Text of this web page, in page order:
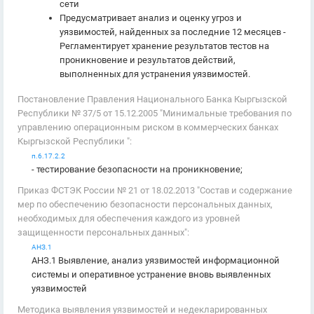
сети
Предусматривает анализ и оценку угроз и
уязвимостей, найденных за последние 12 месяцев -
Регламентирует хранение результатов тестов на
проникновение и результатов действий,
выполненных для устранения уязвимостей.
Постановление Правления Национального Банка Кыргызской
Республики № 37/5 от 15.12.2005 "Минимальные требования по
управлению операционным риском в коммерческих банках
Кыргызской Республики ":
п.6.17.2.2
- тестирование безопасности на проникновение;
Приказ ФСТЭК России № 21 от 18.02.2013 "Состав и содержание
мер по обеспечению безопасности персональных данных,
необходимых для обеспечения каждого из уровней
защищенности персональных данных":
АНЗ.1
АНЗ.1 Выявление, анализ уязвимостей информационной
системы и оперативное устранение вновь выявленных
уязвимостей
Методика выявления уязвимостей и недекларированных